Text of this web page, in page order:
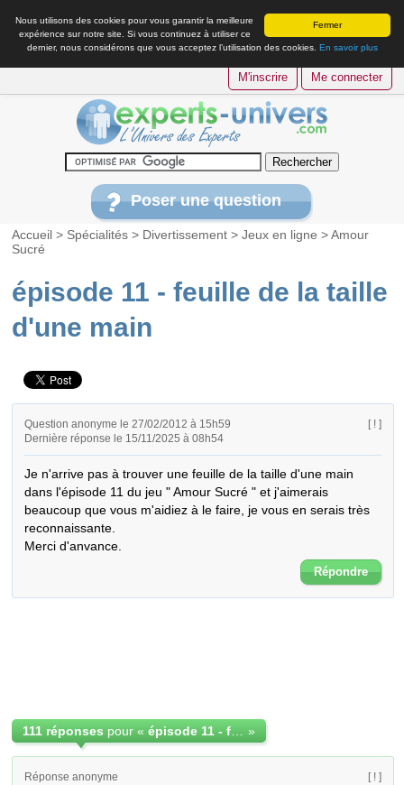
Fermer
Nous utilisons des cookies pour vous garantir la meilleure
expérience sur notre site. Si vous continuez à utiliser ce
dernier, nous considérons que vous acceptez l’utilisation des cookies. En savoir plus
M'inscrire Me connecter
Poser une question
Accueil > Spécialités > Divertissement >Jeux en ligne >Amour
Sucré
épisode 11 - feuille de la taille
d'une main
Question anonyme le 27/02/2012 à 15h59
Dernière réponse le 15/11/2025 à 08h54
[ ! ]
Je n'arrive pas à trouver une feuille de la taille d'une main
dans l'épisode 11 du jeu " Amour Sucré " et j'aimerais
beaucoup que vous m'aidiez à le faire, je vous en serais très
reconnaissante.
Merci d'anvance.
Répondre
111 réponses pour « »
Réponse anonyme
[ ! ]